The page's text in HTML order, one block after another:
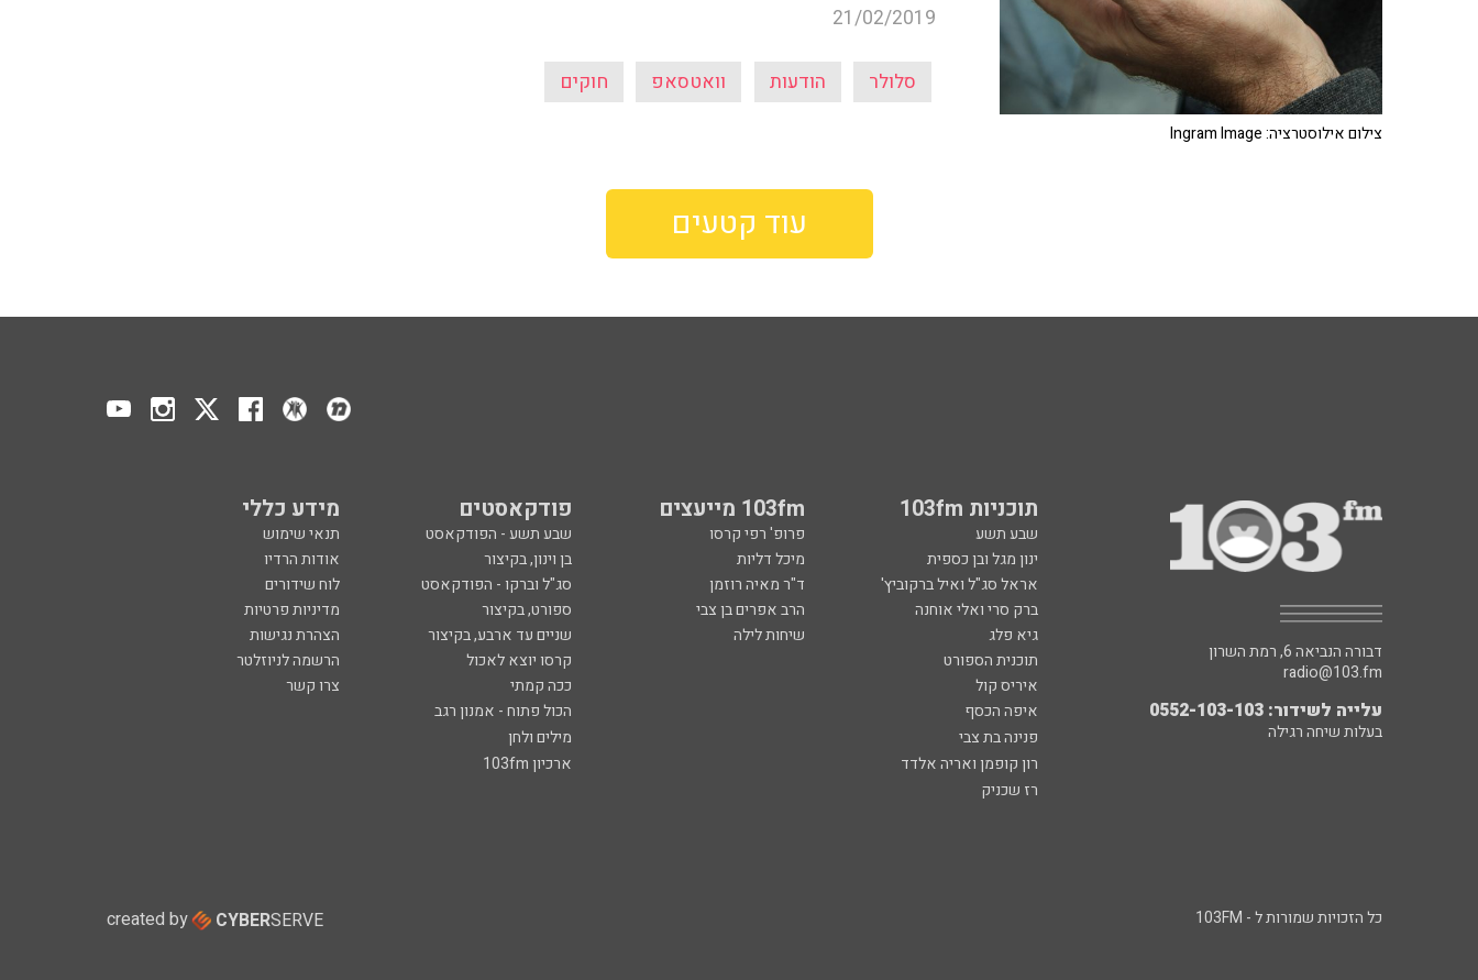
21/02/2019
סלולר הודעות וואטסאפ חוקים
צילום אילוסטרציה: Ingram Image
עוד קטעים
תוכניות 103fm 103fm מייעצים פודקאסטים מידע כללי
שבע תשע פרופ' רפי קרסו שבע תשע - הפודקאסט
תנאי שימוש
ינון מגל ובן כספית
מיכל דליות בן וינון, בקיצור
אודות הרדיו
אראל סג"ל ואיל ברקוביץ'
ד"ר מאיה רוזמן סג"ל וברקו - הפודקאסט
לוח שידורים
ברק סרי ואלי אוחנה
הרב אפרים בן צבי ספורט, בקיצור
מדיניות פרטיות
גיא פלג
שיחות לילה שניים עד ארבע, בקיצור
הצהרת נגישות
תוכנית הספורט
קרסו יוצא לאכול
הרשמה לניוזלטר
איריס קול
ככה קמתי
צרו קשר
איפה הכסף
הכול פתוח - אמנון רגב
פנינה בת צבי
מילים ולחן
רון קופמן ואריה אלדד
ארכיון 103fm
רז שכניק
דבורה הנביאה 6, רמת השרון
radio@103.fm
עלייה לשידור: 0552-103-103
בעלות שיחה רגילה
כל הזכויות שמורות ל - 103FM created by CYBERSERVE